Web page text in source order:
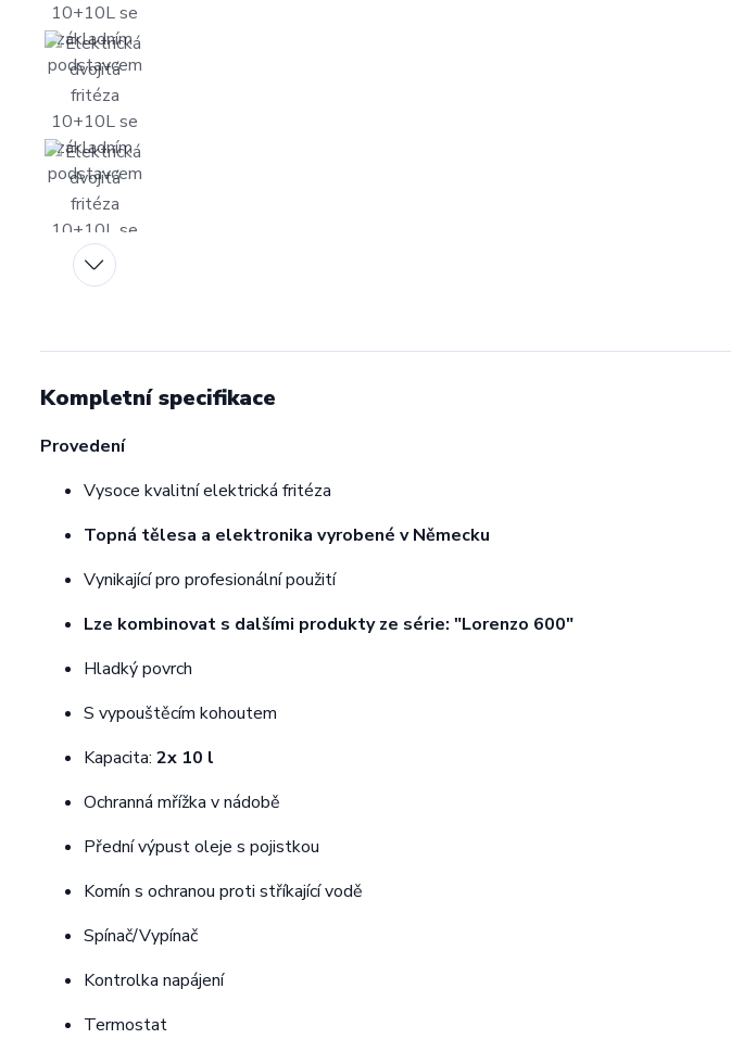
Kompletní specifikace
Provedení
Vysoce kvalitní elektrická fritéza
Topná tělesa a elektronika vyrobené v Německu
Vynikající pro profesionální použití
Lze kombinovat s dalšími produkty ze série: "Lorenzo 600"
Hladký povrch
S vypouštěcím kohoutem
Kapacita: 2x 10 l
Ochranná mřížka v nádobě
Přední výpust oleje s pojistkou
Komín s ochranou proti stříkající vodě
Spínač/Vypínač
Kontrolka napájení
Termostat